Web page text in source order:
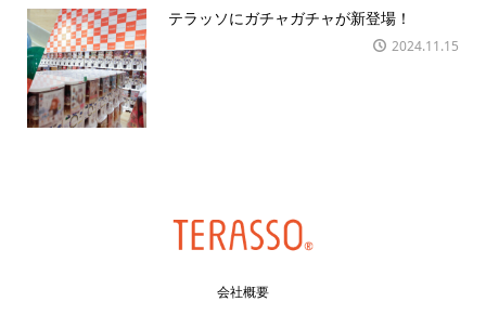
テラッソにガチャガチャが新登場！
2024.11.15
会社概要